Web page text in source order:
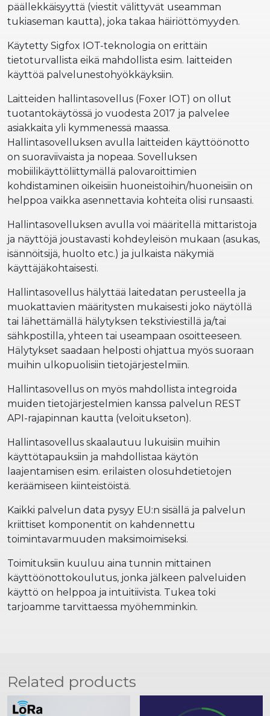
päällekkäisyyttä (viestit välittyvät useamman
tukiaseman kautta), joka takaa häiriöttömyyden.
Käytetty Sigfox IOT-teknologia on erittäin
tietoturvallista eikä mahdollista esim. laitteiden
käyttöä palvelunestohyökkäyksiin.
Laitteiden hallintasovellus (Foxer IOT) on ollut
tuotantokäytössä jo vuodesta 2017 ja palvelee
asiakkaita yli kymmenessä maassa.
Hallintasovelluksen avulla laitteiden käyttöönotto
on suoraviivaista ja nopeaa. Sovelluksen
mobiilikäyttöliittymällä palovaroittimien
kohdistaminen oikeisiin huoneistoihin/huoneisiin on
helppoa vaikka asennettavia kohteita olisi runsaasti.
Hallintasovelluksen avulla voi määritellä mittaristoja
ja näyttöjä joustavasti kohdeyleisön mukaan (asukas,
isännöitsijä, huolto etc.) ja julkaista näkymiä
käyttäjäkohtaisesti.
Hallintasovellus hälyttää laitedatan perusteella ja
muokattavien määritysten mukaisesti joko näytöllä
tai lähettämällä hälytyksen tekstiviestillä ja/tai
sähkpostilla, yhteen tai useampaan osoitteeseen.
Hälytykset saadaan helposti ohjattua myös suoraan
muihin ulkopuolisiin tietojärjestelmiin.
Hallintasovellus on myös mahdollista integroida
muiden tietojärjestelmien kanssa palvelun REST
API-rajapinnan kautta (veloitukseton).
Hallintasovellus skaalautuu lukuisiin muihin
käyttötapauksiin ja mahdollistaa käytön
laajentamisen esim. erilaisten olosuhdetietojen
keräämiseen kiinteistöistä.
Kaikki palvelun data pysyy EU:n sisällä ja palvelun
kriittiset komponentit on kahdennettu
toimintavarmuuden maksimoimiseksi.
Toimituksiin kuuluu aina tunnin mittainen
käyttöönottokoulutus, jonka jälkeen palveluiden
käyttö on helppoa ja intuitiivista. Tukea toki
tarjoamme tarvittaessa myöhemminkin.
Related products